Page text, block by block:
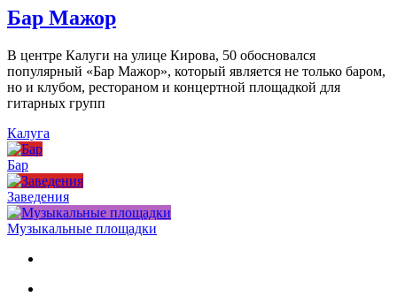
Бар Мажор
В центре Калуги на улице Кирова, 50 обосновался
популярный «Бар Мажор», который является не только баром,
но и клубом, рестораном и концертной площадкой для
гитарных групп
Калуга
Бар
Заведения
Музыкальные площадки